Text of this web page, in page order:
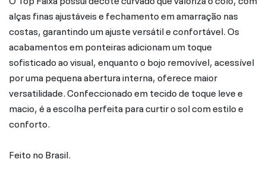
alças finas ajustáveis e fechamento em amarração nas
costas, garantindo um ajuste versátil e confortável. Os
acabamentos em ponteiras adicionam um toque
sofisticado ao visual, enquanto o bojo removível, acessível
por uma pequena abertura interna, oferece maior
versatilidade. Confeccionado em tecido de toque leve e
macio, é a escolha perfeita para curtir o sol com estilo e
conforto.
Feito no Brasil.